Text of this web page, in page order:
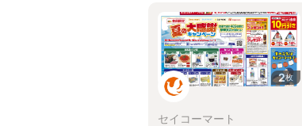
2枚
セイコーマート